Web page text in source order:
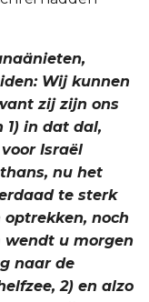
Wij kunnen
zij zijn ons
1) in dat dal,
Israël
nu het
te sterk
noch
u morgen
naar de
2) en alzo